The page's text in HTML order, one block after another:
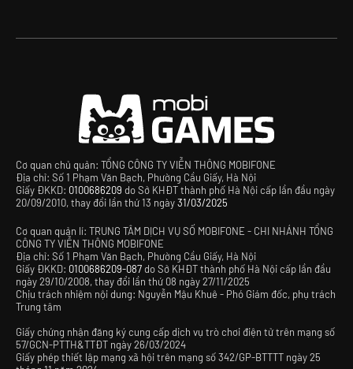
Cơ quan chủ quản: TỔNG CÔNG TY VIỄN THÔNG MOBIFONE
Địa chỉ: Số 1 Phạm Văn Bạch, Phường Cầu Giấy, Hà Nội
Giấy ĐKKD: 0100686209 do Sở KHĐT thành phố Hà Nội cấp lần đầu ngày
20/09/2010, thay đổi lần thứ 13 ngày31/03/2025
Cơ quan quản lí: TRUNG TÂM DỊCH VỤ SỐ MOBIFONE - CHI NHÁNH TỔNG
CÔNG TY VIỄN THÔNG MOBIFONE
Địa chỉ: Số 1 Phạm Văn Bạch, Phường Cầu Giấy, Hà Nội
Giấy ĐKKD: 0100686209-087do Sở KHĐT thành phố Hà Nội cấp lần đầu
ngày 29/10/2008, thay đổi lần thứ 08 ngày 27/11/2025
Chịu trách nhiệm nội dung: Nguyễn Mậu Khuê - Phó Giám đốc, phụ trách
Trung tâm
Giấy chứng nhận đăng ký cung cấp dịch vụ trò chơi điện tử trên mạng số
57/GCN-PTTH&TTĐT ngày 26/03/2024
Giấy phép thiết lập mạng xã hội trên mạng số 342/GP-BTTTT ngày 25